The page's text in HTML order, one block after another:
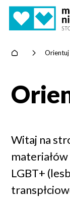
Home > Orientuj
Witaj na
LGBT+